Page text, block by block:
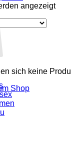
sich keine
Shop
angezeigtNach